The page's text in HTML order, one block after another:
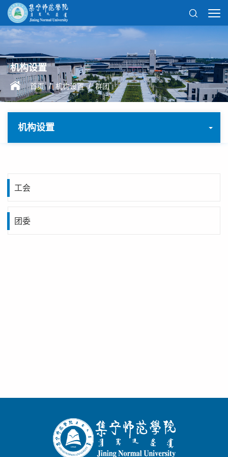
机构设置
首页 / 机构设置 / 群团
机构设置
工会
团委